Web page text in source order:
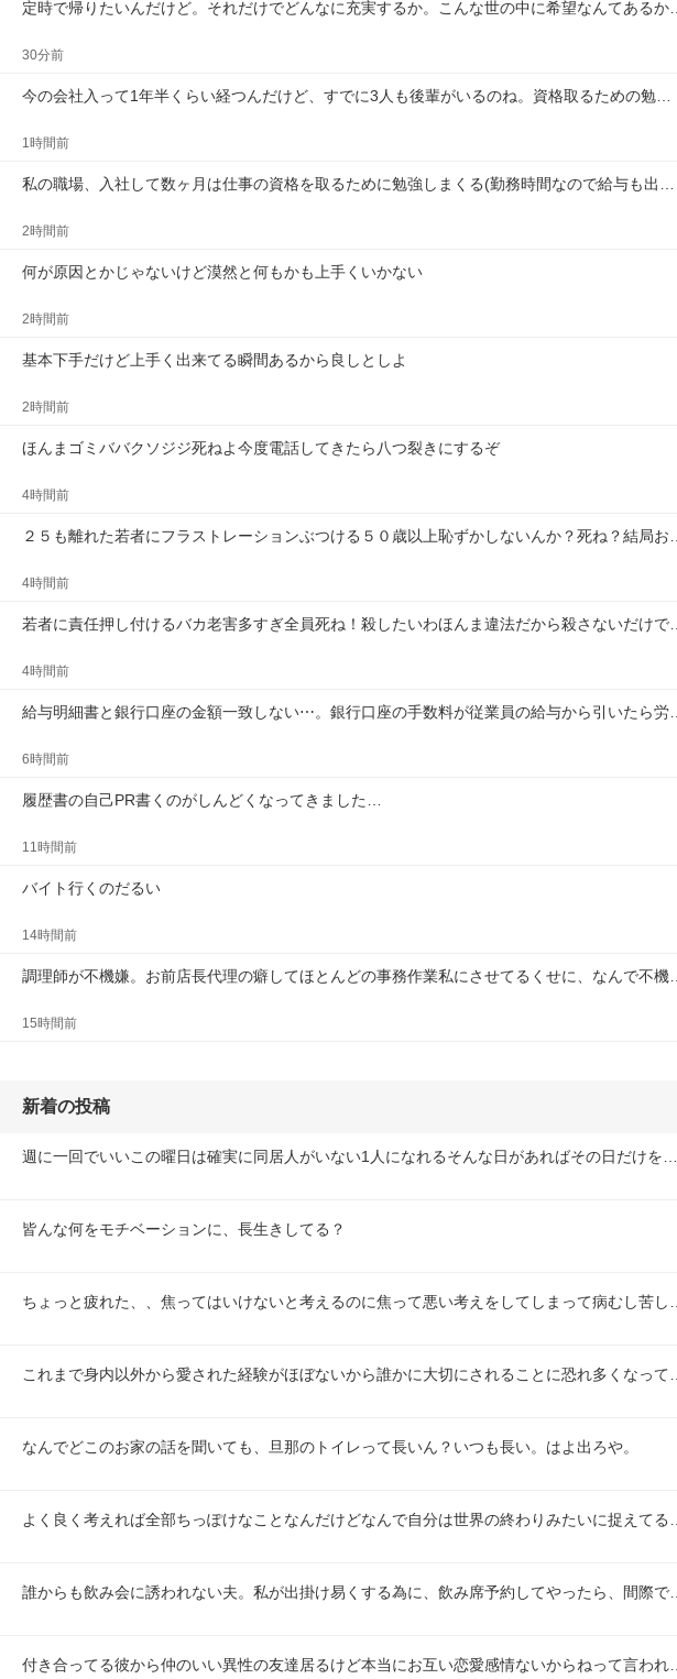
定時で帰りたいんだけど。それだけでどんなに充実するか。こんな世の中に希望なんてあるか…
30分前
今の会社入って1年半くらい経つんだけど、すでに3人も後輩がいるのね。資格取るための勉…
1時間前
私の職場、入社して数ヶ月は仕事の資格を取るために勉強しまくる(勤務時間なので給与も出…
2時間前
何が原因とかじゃないけど漠然と何もかも上手くいかない
2時間前
基本下手だけど上手く出来てる瞬間あるから良しとしよ
2時間前
ほんまゴミババクソジジ死ねよ今度電話してきたら八つ裂きにするぞ
4時間前
２５も離れた若者にフラストレーションぶつける５０歳以上恥ずかしないんか？死ね？結局お…
4時間前
若者に責任押し付けるバカ老害多すぎ全員死ね！殺したいわほんま違法だから殺さないだけで…
4時間前
給与明細書と銀行口座の金額一致しない⋯。銀行口座の手数料が従業員の給与から引いたら労…
6時間前
履歴書の自己PR書くのがしんどくなってきました…
11時間前
バイト行くのだるい
14時間前
調理師が不機嫌。お前店長代理の癖してほとんどの事務作業私にさせてるくせに、なんで不機…
15時間前
新着の投稿
週に一回でいいこの曜日は確実に同居人がいない1人になれるそんな日があればその日だけを…
皆んな何をモチベーションに、長生きしてる？
ちょっと疲れた、、焦ってはいけないと考えるのに焦って悪い考えをしてしまって病むし苦し…
これまで身内以外から愛された経験がほぼないから誰かに大切にされることに恐れ多くなって…
なんでどこのお家の話を聞いても、旦那のトイレって長いん？いつも長い。はよ出ろや。
よく良く考えれば全部ちっぽけなことなんだけどなんで自分は世界の終わりみたいに捉えてる…
誰からも飲み会に誘われない夫。私が出掛け易くする為に、飲み席予約してやったら、間際で…
付き合ってる彼から仲のいい異性の友達居るけど本当にお互い恋愛感情ないからねって言われ…